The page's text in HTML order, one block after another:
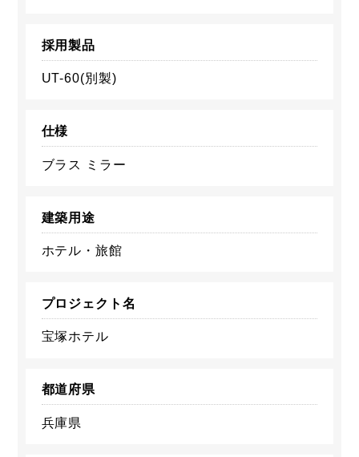
採用製品
UT-60(別製)
仕様
ブラス ミラー
建築用途
ホテル・旅館
プロジェクト名
宝塚ホテル
都道府県
兵庫県